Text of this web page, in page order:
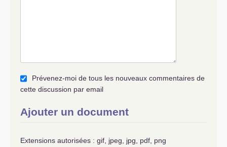
Prévenez-moi de tous les nouveaux commentaires de
cette discussion par email
Ajouter un document
Extensions autorisées : gif, jpeg, jpg, pdf, png